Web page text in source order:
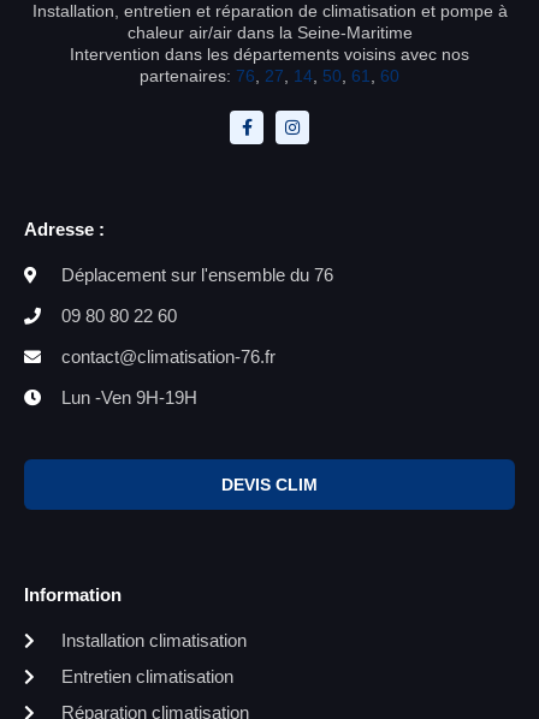
Installation, entretien et réparation de climatisation et pompe à
chaleur air/air dans la Seine-Maritime
Intervention dans les départements voisins avec nos
partenaires: 76, 27, 14, 50, 61, 60
Adresse :
Déplacement sur l'ensemble du 76
09 80 80 22 60
contact@climatisation-76.fr
Lun -Ven 9H-19H
DEVIS CLIM
Information
Installation climatisation
Entretien climatisation
Réparation climatisation